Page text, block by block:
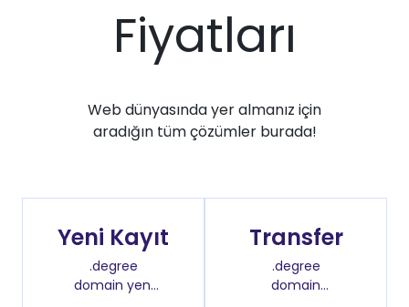
Fiyatları
Web dünyasında yer almanız için
aradığın tüm çözümler burada!
Yeni Kayıt
.degree
domain yeni
Transfer
.degree
domain